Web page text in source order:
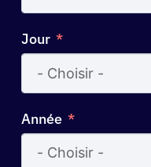
Jour
Année